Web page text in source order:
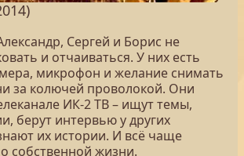
Сергей и Борис не
и отчаиваться. У них есть
микрофон и желание снимать
за колючей проволокой. Они
ИК-2 ТВ – ищут темы,
берут интервью у других
их истории. И всё чаще
собственной жизни.